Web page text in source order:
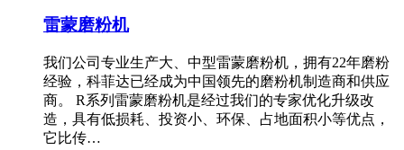
雷蒙磨粉机
我们公司专业生产大、中型雷蒙磨粉机，拥有22年磨粉
经验，科菲达已经成为中国领先的磨粉机制造商和供应
商。 R系列雷蒙磨粉机是经过我们的专家优化升级改
造，具有低损耗、投资小、环保、占地面积小等优点，
它比传…